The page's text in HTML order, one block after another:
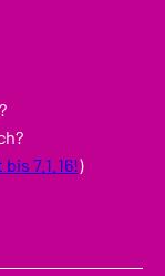
7.1.16!)